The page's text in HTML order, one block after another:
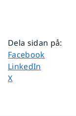
Dela sidan på:
Dela sidan på
Facebook
Dela sidan på
LinkedIn
Dela sidan på
X